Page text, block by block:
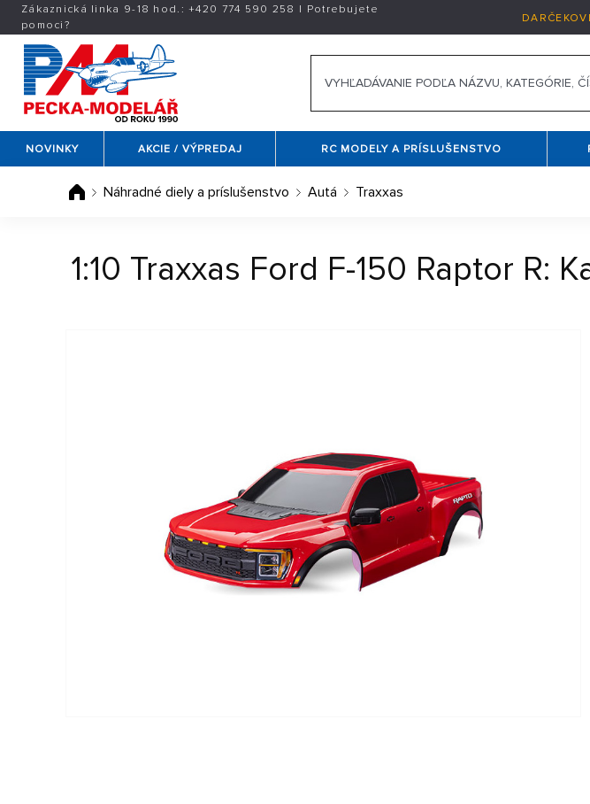
Zákaznická linka 9-18 hod.:+420 774 590 258 | Potrebujete
pomoci?
NOVINKY AKCIE / VÝPREDAJ RC MODELY A PRÍSLUŠENSTVO
Náhradné diely a príslušenstvo Autá Traxxas
1:10 Traxxas Ford F-150 Raptor R: